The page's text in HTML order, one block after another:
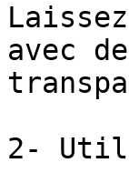
avec
2-